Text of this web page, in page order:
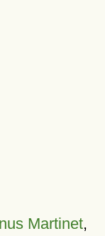
Martinet,